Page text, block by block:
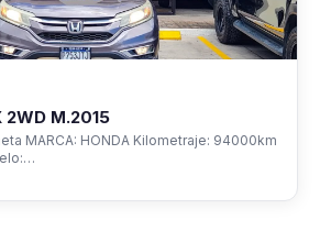
2WD M.2015
MARCA: HONDA Kilometraje: 94000km